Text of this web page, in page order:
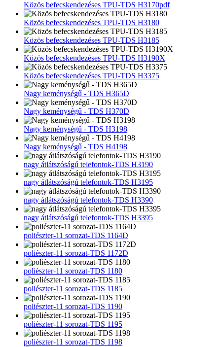
Közös befecskendezéses TPU-TDS H3170pdf
Közös befecskendezéses TPU-TDS H3180
Közös befecskendezéses TPU-TDS H3185
Közös befecskendezéses TPU-TDS H3190X
Közös befecskendezéses TPU-TDS H3375
Nagy keménységű - TDS H365D
Nagy keménységű - TDS H370D
Nagy keménységű - TDS H3198
Nagy keménységű - TDS H4198
nagy átlátszóságú telefontok-TDS H3190
nagy átlátszóságú telefontok-TDS H3195
nagy átlátszóságú telefontok-TDS H3390
nagy átlátszóságú telefontok-TDS H3395
poliészter-11 sorozat-TDS 1164D
poliészter-11 sorozat-TDS 1172D
poliészter-11 sorozat-TDS 1180
poliészter-11 sorozat-TDS 1185
poliészter-11 sorozat-TDS 1190
poliészter-11 sorozat-TDS 1195
poliészter-11 sorozat-TDS 1198